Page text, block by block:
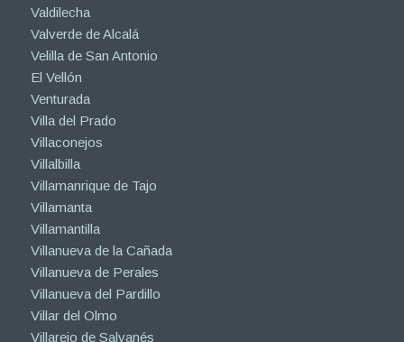
Valdilecha
Valverde de Alcalá
Velilla de San Antonio
El Vellón
Venturada
Villa del Prado
Villaconejos
Villalbilla
Villamanrique de Tajo
Villamanta
Villamantilla
Villanueva de la Cañada
Villanueva de Perales
Villanueva del Pardillo
Villar del Olmo
Villarejo de Salvanés